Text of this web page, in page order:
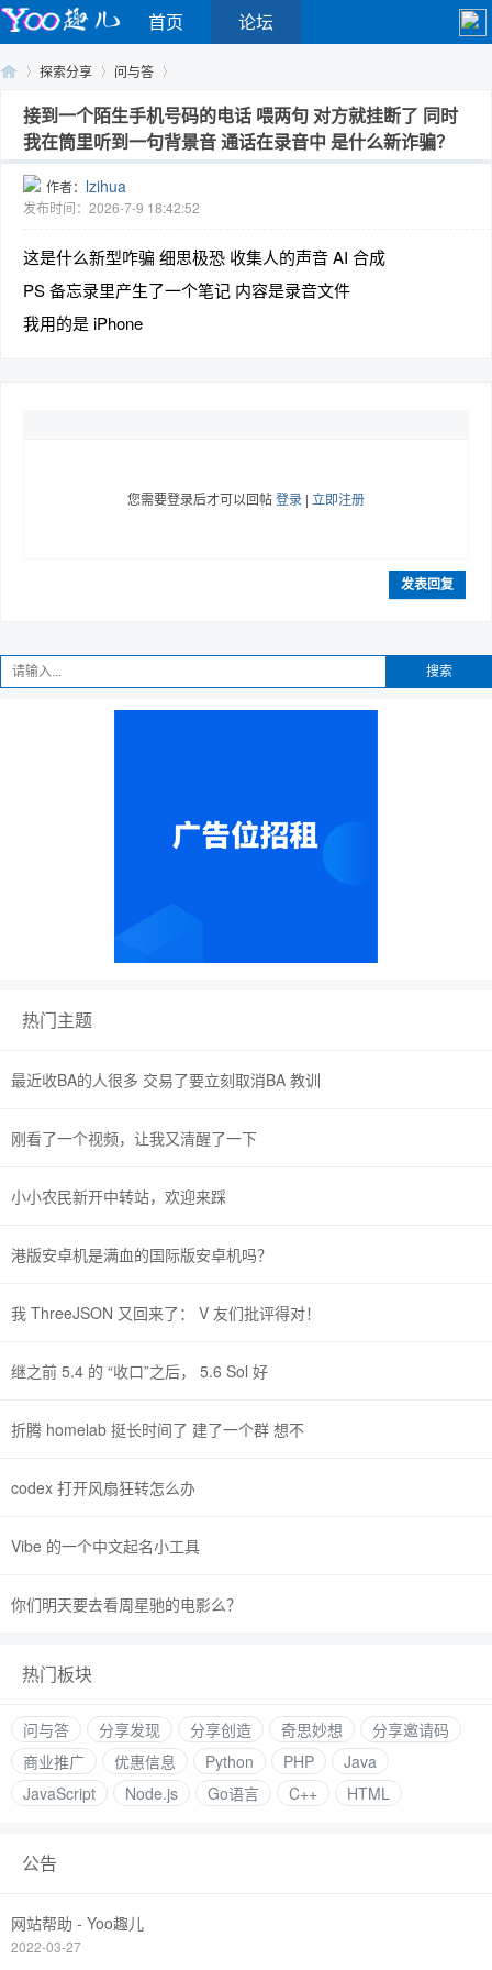
首页 论坛
Yo›
探索分享
›
问与答
›
接到一个陌生手机号码的电话 喂两句 对方就挂断了 同时
我在筒里听到一句背景音 通话在录音中 是什么新诈骗？
作者： lzihua
发布时间：2026-7-9 18:42:52
这是什么新型咋骗 细思极恐 收集人的声音 AI 合成
PS 备忘录里产生了一个笔记 内容是录音文件
我用的是 iPhone
您需要登录后才可以回帖登录 | 立即注册
发表回复
搜索
热门主题
最近收BA的人很多 交易了要立刻取消BA 教训
刚看了一个视频，让我又清醒了一下
小小农民新开中转站，欢迎来踩
港版安卓机是满血的国际版安卓机吗？
我 ThreeJSON 又回来了： V 友们批评得对！
继之前 5.4 的 “收口”之后， 5.6 Sol 好
折腾 homelab 挺长时间了 建了一个群 想不
codex 打开风扇狂转怎么办
Vibe 的一个中文起名小工具
你们明天要去看周星驰的电影么？
热门板块
问与答 分享发现 分享创造 奇思妙想
分享邀请码
商业推广
优惠信息 Python PHP
Java
JavaScript
Node.js Go语言 C++ HTML
公告
网站帮助 - Yoo趣儿
2022-03-27